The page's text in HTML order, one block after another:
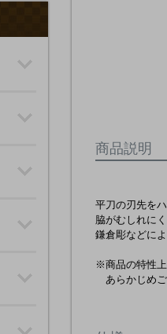
商品説明
平刀の刃先を
脇がむしれに
鎌倉彫などに
※商品の特性上
あらかじめご